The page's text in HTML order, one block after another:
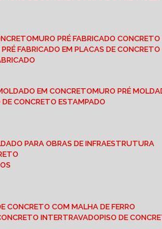
MURO PRÉ FABRICADO CONCRETO
PRÉ FABRICADO EM PLACAS DE CONCRETO
MOLDADO EM CONCRETO
MURO PRÉ
DE CONCRETO ESTAMPADO
PARA OBRAS DE INFRAESTRUTURA
CONCRETO COM MALHA DE FERRO
INTERTRAVADO PISO DE